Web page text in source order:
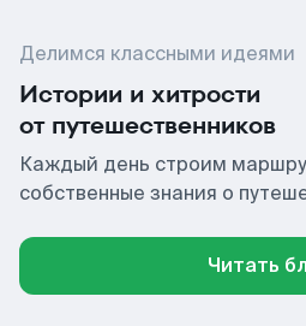
Делимся классными идеями
Истории и хитрости
от путешественников
Каждый день строим
собственные знания о
Читать